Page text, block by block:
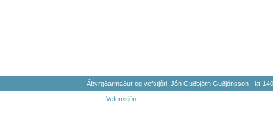
Ábyrgðarmaður og vefstjóri: Jón Guðbjörn Guðjónsson - kt-
Vefumsjón